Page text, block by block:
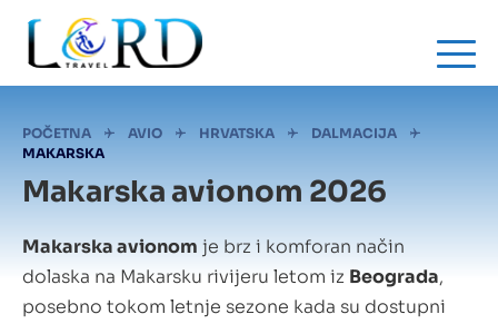
main
content
Mrvice
POČETNA AVIO HRVATSKA
DALMACIJA
MAKARSKA
Makarska avionom 2026
Makarska avionom je brz i komforan način
dolaska na Makarsku rivijeru letom iz Beograda,
posebno tokom letnje sezone kada su dostupni